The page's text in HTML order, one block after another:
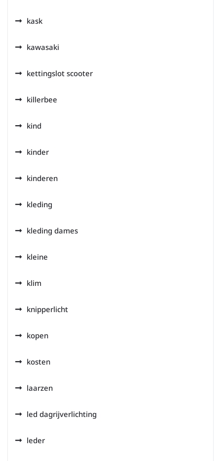
kask
kawasaki
kettingslot scooter
killerbee
kind
kinder
kinderen
kleding
kleding dames
kleine
klim
knipperlicht
kopen
kosten
laarzen
led dagrijverlichting
leder